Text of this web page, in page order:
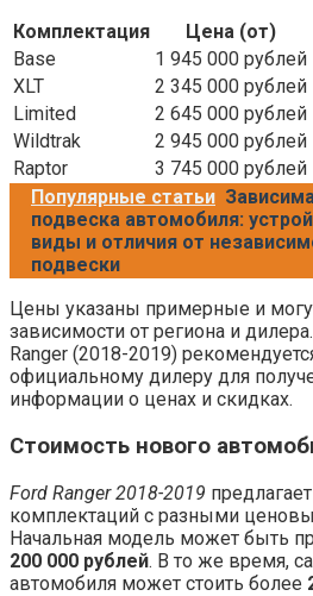
Комплектация
Цена (от)
Base
1 945 000 рублей
XLT
2 345 000 рублей
Limited
2 645 000 рублей
Wildtrak
2 945 000 рублей
Raptor
3 745 000 рублей
Популярные статьи
подвеска автомобиля:
виды и отличия от
подвески
Цены указаны примерные и
зависимости от региона и
Ranger (2018-2019)
официальному дилеру для
информации о ценах и скидках.
Стоимость нового
Ford Ranger 2018-2019
комплектаций с разными
Начальная модель может быть
200 000 рублей. В то же время,
автомобиля может стоить более